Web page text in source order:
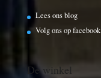
Lees ons blog
Volg ons op facebook
De winkel